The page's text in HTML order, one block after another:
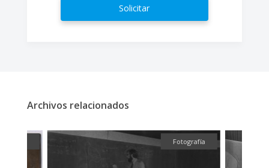
Solicitar
Archivos relacionados
Fotografía